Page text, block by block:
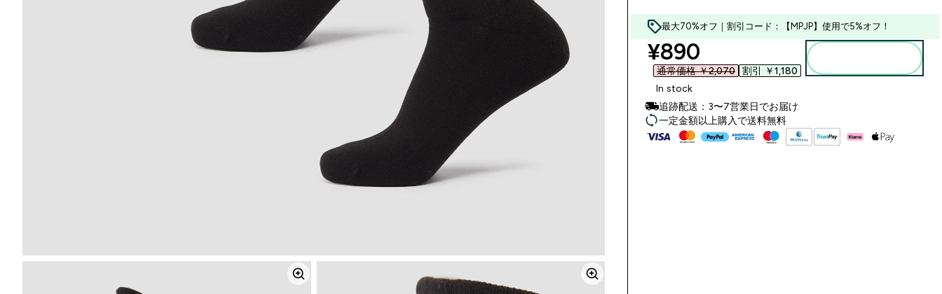
最大70%オフ｜割引コード：【MPJP】使用で5%オフ！
discounted price
¥890‎
通常価格 ￥2,070‎ 割引 ￥1,180‎
In stock
追跡配送：3〜7営業日でお届け
一定金額以上購入で送料無料